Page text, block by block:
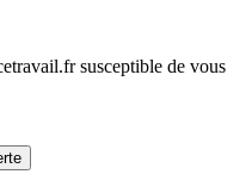
susceptible de vous